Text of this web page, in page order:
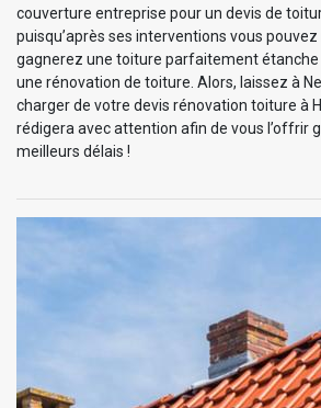
couverture entreprise pour un devis de
puisqu’après ses interventions vous
gagnerez une toiture parfaitement
une rénovation de toiture. Alors, laissez à
charger de votre devis rénovation toiture à
rédigera avec attention afin de vous l’offrir
meilleurs délais !